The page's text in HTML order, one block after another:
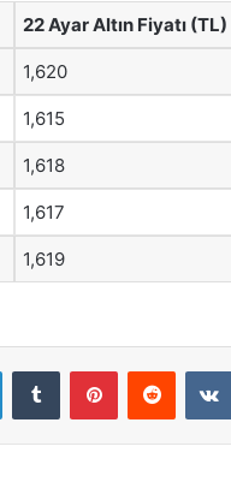
22 Ayar Altın Fiyatı (TL)
1,620
1,615
1,618
1,617
1,619
LinkedInTumblr PinterestReddit